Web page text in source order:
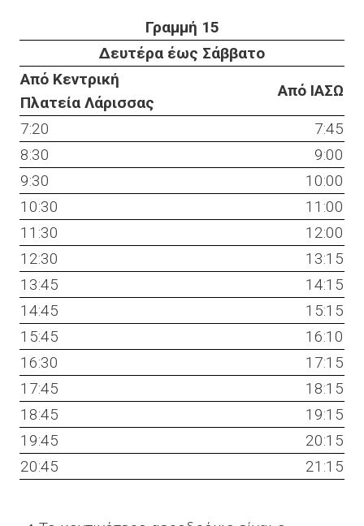
Γραμμή 15
Δευτέρα έως Σάββατο
Από Κεντρική
Πλατεία Λάρισσας
Από ΙΑΣΩ
7:20
7:45
8:30
9:00
9:30
10:00
10:30
11:00
11:30
12:00
12:30
13:15
13:45
14:15
14:45
15:15
15:45
16:10
16:30
17:15
17:45
18:15
18:45
19:15
19:45
20:15
20:45
21:15